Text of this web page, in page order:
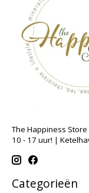
The Happiness
10 - 17 uur! |
Categorieën